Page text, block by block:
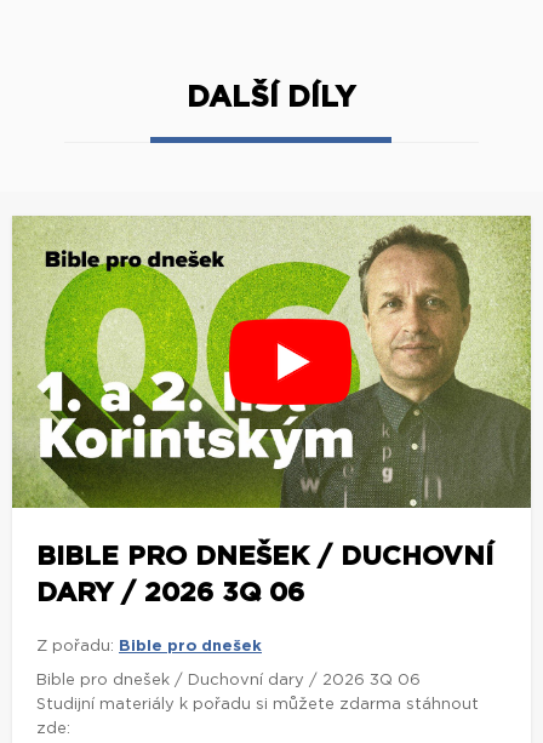
DALŠÍ DÍLY
BIBLE PRO DNEŠEK / DUCHOVNÍ
DARY / 2026 3Q 06
Z pořadu: Bible pro dnešek
Bible pro dnešek / Duchovní dary / 2026 3Q 06
Studijní materiály k pořadu si můžete zdarma stáhnout
zde: